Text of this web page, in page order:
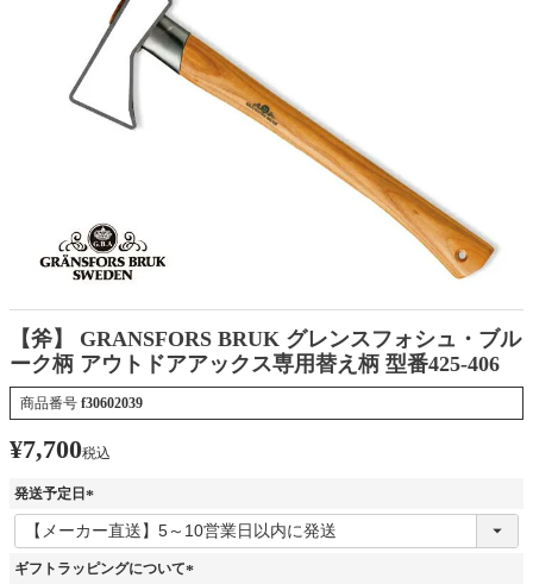
【斧】 GRANSFORS BRUK グレンスフォシュ・ブル
ーク柄 アウトドアアックス専用替え柄 型番425-406
商品番号 f30602039
¥7,700税込
発送予定日
(
必
須
ギフトラッピングについて